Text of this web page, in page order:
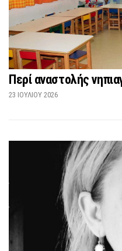
Περί αναστολής
23 ΙΟΥΛΊΟΥ 2026